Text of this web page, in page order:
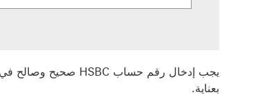
بعناية.